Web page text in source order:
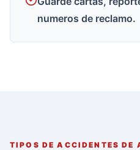
numeros de reclamo.
TIPOS DE ACCIDENTES DE